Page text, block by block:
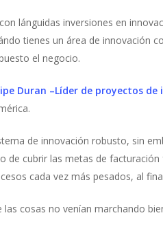
lánguidas inversiones en
tienes un área de innovación
el negocio.
Duran –Líder de proyectos
de innovación robusto, sin
de cubrir las metas de
cada vez más pesados, al
cosas no venían marchando